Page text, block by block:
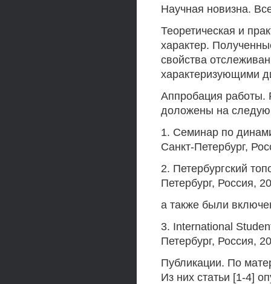
Научная новизна.
Теоретическая и
характер.
свойства
характеризующими
Аппробация работы.
доложены на
1. Семинар по
Санкт-Петербург,
2. Петербургский
Петербург, Россия,
а также были
3. International
Петербург, Россия,
Публикации. По
Из них статьи [1-4]